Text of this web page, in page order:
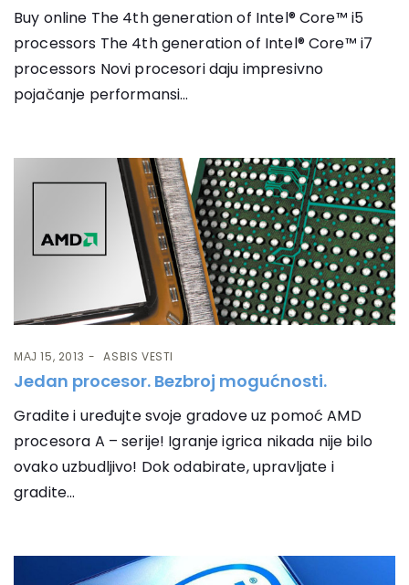
Buy online The 4th generation of Intel® Core™ i5
processors The 4th generation of Intel® Core™ i7
processors Novi procesori daju impresivno
pojačanje performansi...
МАЈ 15, 2013 ASBIS VESTI
Jedan procesor. Bezbroj mogućnosti.
Gradite i uređujte svoje gradove uz pomoć AMD
procesora A – serije! Igranje igrica nikada nije bilo
ovako uzbudljivo! Dok odabirate, upravljate i
gradite...